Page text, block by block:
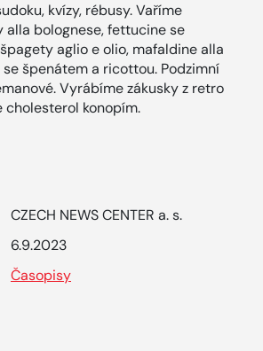
kvízy, rébusy. Vaříme
alla bolognese, fettucine se
aglio e olio, mafaldine alla
špenátem a ricottou. Podzimní
Vyrábíme zákusky z retro
cholesterol konopím.
CZECH NEWS CENTER a. s.
6.9.2023
Časopisy